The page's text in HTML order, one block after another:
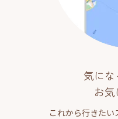
気に
お
これから行きた